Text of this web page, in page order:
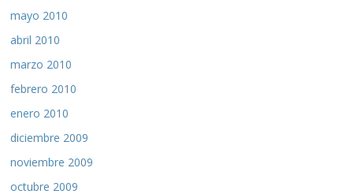
mayo 2010
abril 2010
marzo 2010
febrero 2010
enero 2010
diciembre 2009
noviembre 2009
octubre 2009